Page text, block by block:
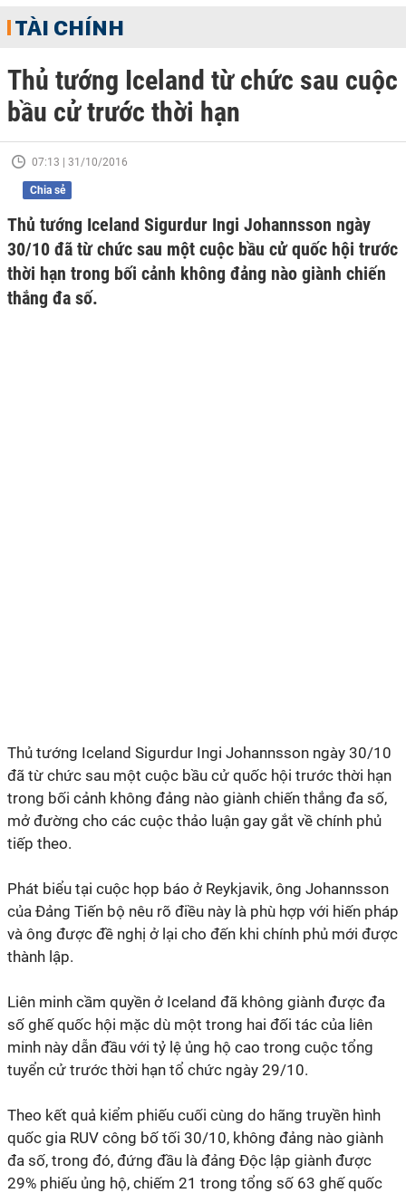
TÀI CHÍNH
Thủ tướng Iceland từ chức sau cuộc
bầu cử trước thời hạn
07:13 | 31/10/2016
Chia sẻ
Thủ tướng Iceland Sigurdur Ingi Johannsson ngày
30/10 đã từ chức sau một cuộc bầu cử quốc hội trước
thời hạn trong bối cảnh không đảng nào giành chiến
thắng đa số.
Thủ tướng Iceland Sigurdur Ingi Johannsson ngày 30/10
đã từ chức sau một cuộc bầu cử quốc hội trước thời hạn
trong bối cảnh không đảng nào giành chiến thắng đa số,
mở đường cho các cuộc thảo luận gay gắt về chính phủ
tiếp theo.
Phát biểu tại cuộc họp báo ở Reykjavik, ông Johannsson
của Đảng Tiến bộ nêu rõ điều này là phù hợp với hiến pháp
và ông được đề nghị ở lại cho đến khi chính phủ mới được
thành lập.
Liên minh cầm quyền ở Iceland đã không giành được đa
số ghế quốc hội mặc dù một trong hai đối tác của liên
minh này dẫn đầu với tỷ lệ ủng hộ cao trong cuộc tổng
tuyển cử trước thời hạn tổ chức ngày 29/10.
Theo kết quả kiểm phiếu cuối cùng do hãng truyền hình
quốc gia RUV công bố tối 30/10, không đảng nào giành
đa số, trong đó, đứng đầu là đảng Độc lập giành được
29% phiếu ủng hộ, chiếm 21 trong tổng số 63 ghế quốc